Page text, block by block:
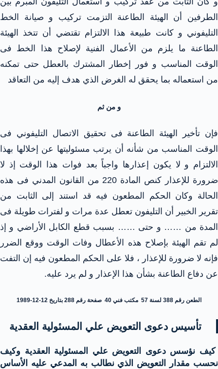
الطرفين أن الهيئة الطاعنة التزمت تركيب و صيانة الخط
التليفوني و كانت طبيعة هذا الالتزام تقتضي أن تتخذ الهيئة
الطاعنة ما يلزم من الأعمال الفنية لإصلاح هذا الخط فى
الوقت المناسب و فور إخطار المشترك بالعطل حتى تمكنه
من استعماله بما يحقق له الغرض الذي هدف إليه من التعاقد
و من ثم
فإن تأخير الهيئة الطاعنة فى تحقيق الاتصال التليفوني فى
الوقت المناسب من شأنه أن يرتب مسئوليتها عن إخلالها بهذا
الالتزام و لا يكون إعذارها واجباً بعد فوات هذا الوقت إذ لا
ضرورة للإعذار كنص المادة 220 من القانون المدني فى هذه
الحالة وكان الحكم المطعون فيه قد استند إلى الثابت من
تقرير الخبير أن التليفون تعطل عدة مرات و لفترات طويلة فى
المدة من …… و حتى …… بسبب قطع الكابل الأراضي و إذ
لم تقم الهيئة بإصلاح هذه الأعطال وفات الوقت ووقع الضرر
فإنه لا ضرورة للإعذار ، فلا على الحكم المطعون فيه إن التفت
عن دفاع الطاعنة بشأن هذا الإعذار و لم يرد عليه.
الطعن رقم 388 لسنة 57 مكتب فني 40 صفحة رقم 288 بتاريخ 12-12-1989
تأسيس دعوى التعويض علي المسئولية العقدية
كيف نؤسس دعوى التعويض علي المسئولية العقدية وكيف
نحسب مقدار التعويض الذي نطالب به المدعي عليه الأساس